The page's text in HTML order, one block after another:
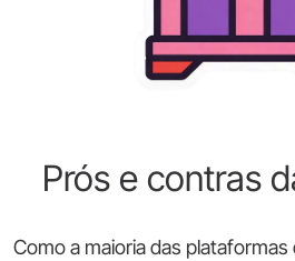
Prós e contras
Como a maioria das